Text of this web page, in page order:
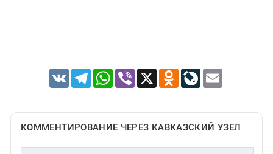
VK TelegramWhatsApp
Viber X Odnoklassniki
LiveJournal
Email
КОММЕНТИРОВАНИЕ ЧЕРЕЗ КАВКАЗСКИЙ УЗЕЛ